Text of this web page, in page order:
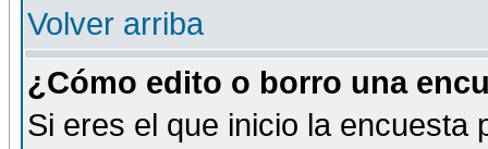
Volver arriba
¿Cómo edito o borro una
Si eres el que inicio la encuesta